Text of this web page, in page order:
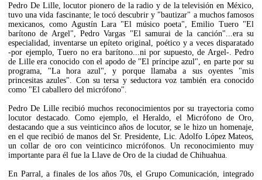
Pedro De Lille, locutor pionero de la radio y de la televisión en México,
tuvo una vida fascinante; le tocó descubrir y "bautizar" a muchos famosos
mexicanos, como Agustín Lara "El músico poeta", Emilio Tuero "El
barítono de Argel", Pedro Vargas "El samurai de la canción"...era su
especialidad, inventarse un epíteto original, poético y a veces disparatado
-por ejemplo, Tuero no era barítono...ni por supuesto, de Argel-. Pedro
de Lille era conocido con el apodo de "El príncipe azul", en parte por su
programa, "La hora azul", y porque llamaba a sus oyentes "mis
princesitas azules". Con su tersa y seductora voz también era conocido
como "El caballero del micrófono".
Pedro De Lille recibió muchos reconocimientos por su trayectoria como
locutor destacado. Como ejemplo, el Heraldo, el Micrófono de Oro,
destacando que a sus veinticinco años de locutor, se le hizo un homenaje,
en el que recibió de manos del Sr. Presidente, Lic. Adolfo López Mateos,
un collar de oro con veinticinco micrófonos. Un reconocimiento muy
importante para él fue la Llave de Oro de la ciudad de Chihuahua.
En Parral, a finales de los años 70s, el Grupo Comunicación, integrado